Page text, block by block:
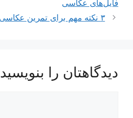
فایل‌های عکاسی
۳ نکته مهم برای تمرین عکاسی با موبایل
دیدگاهتان را بنویسید